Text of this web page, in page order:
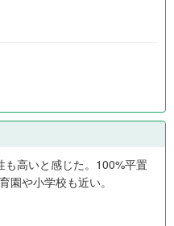
高いと感じた。100%平置
園や小学校も近い。